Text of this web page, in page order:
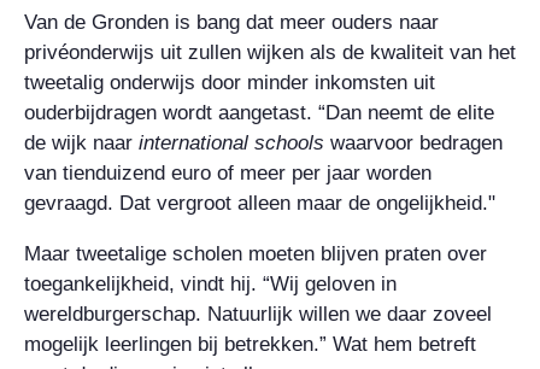
Van de Gronden is bang dat meer ouders naar
privéonderwijs uit zullen wijken als de kwaliteit van het
tweetalig onderwijs door minder inkomsten uit
ouderbijdragen wordt aangetast. “Dan neemt de elite
de wijk naar international schools waarvoor bedragen
van tienduizend euro of meer per jaar worden
gevraagd. Dat vergroot alleen maar de ongelijkheid."
Maar tweetalige scholen moeten blijven praten over
toegankelijkheid, vindt hij. “Wij geloven in
wereldburgerschap. Natuurlijk willen we daar zoveel
mogelijk leerlingen bij betrekken.” Wat hem betreft